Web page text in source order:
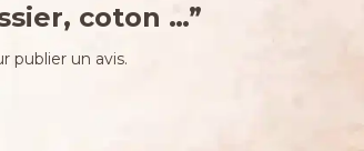
coton …”
publier un avis.